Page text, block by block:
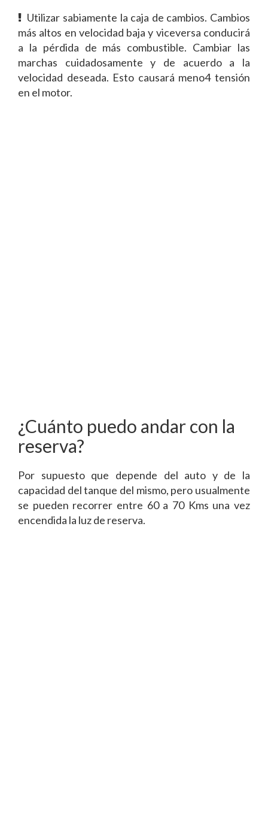
Utilizar sabiamente la caja de cambios. Cambios
más altos en velocidad baja y viceversa conducirá
a la pérdida de más combustible. Cambiar las
marchas cuidadosamente y de acuerdo a la
velocidad deseada. Esto causará meno4 tensión
en el motor.
¿Cuánto puedo andar con la
reserva?
Por supuesto que depende del auto y de la
capacidad del tanque del mismo, pero usualmente
se pueden recorrer entre 60 a 70 Kms una vez
encendida la luz de reserva.